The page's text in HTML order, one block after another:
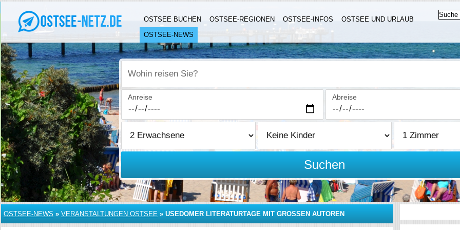
OSTSEE BUCHEN OSTSEE-REGIONEN OSTSEE-INFOS
OSTSEE UND URLAUB
OSTSEE-NEWS
Wohin reisen Sie?
Anreise Abreise
Suchen
OSTSEE-NEWS » VERANSTALTUNGEN OSTSEE » USEDOMER LITERATURTAGE MIT GROSSEN AUTOREN